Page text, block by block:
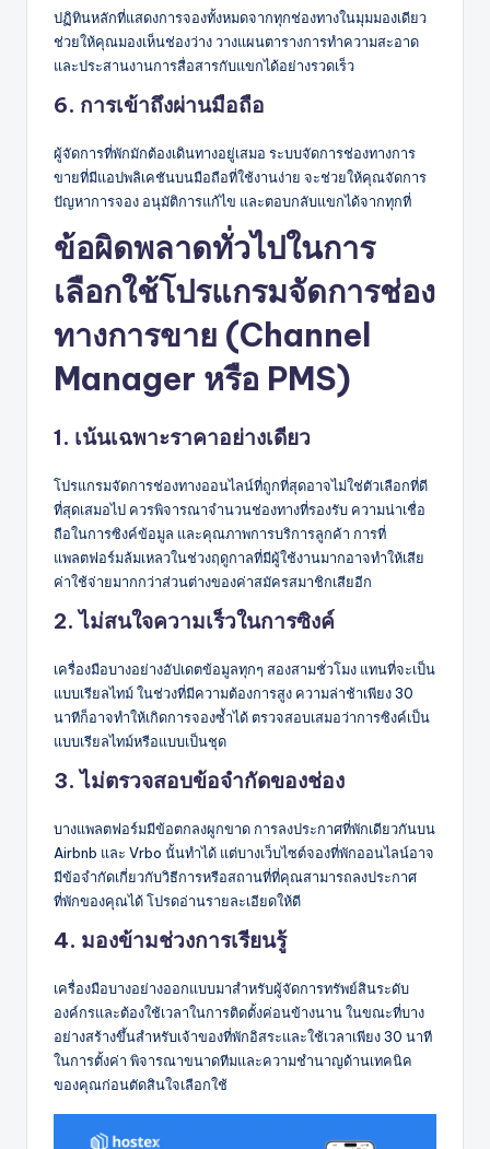
ปฏิทินหลักที่แสดงการจองทั้งหมดจากทุกช่องทางในมุมมองเดียว
ช่วยให้คุณมองเห็นช่องว่าง วางแผนตารางการทำความสะอาด
และประสานงานการสื่อสารกับแขกได้อย่างรวดเร็ว
6. การเข้าถึงผ่านมือถือ
ผู้จัดการที่พักมักต้องเดินทางอยู่เสมอ ระบบจัดการช่องทางการ
ขายที่มีแอปพลิเคชันบนมือถือที่ใช้งานง่าย จะช่วยให้คุณจัดการ
ปัญหาการจอง อนุมัติการแก้ไข และตอบกลับแขกได้จากทุกที่
ข้อผิดพลาดทั่วไปในการ
เลือกใช้โปรแกรมจัดการช่อง
ทางการขาย (Channel
Manager หรือ PMS)
1. เน้นเฉพาะราคาอย่างเดียว
โปรแกรมจัดการช่องทางออนไลน์ที่ถูกที่สุดอาจไม่ใช่ตัวเลือกที่ดี
ที่สุดเสมอไป ควรพิจารณาจำนวนช่องทางที่รองรับ ความน่าเชื่อ
ถือในการซิงค์ข้อมูล และคุณภาพการบริการลูกค้า การที่
แพลตฟอร์มล้มเหลวในช่วงฤดูกาลที่มีผู้ใช้งานมากอาจทำให้เสีย
ค่าใช้จ่ายมากกว่าส่วนต่างของค่าสมัครสมาชิกเสียอีก
2. ไม่สนใจความเร็วในการซิงค์
เครื่องมือบางอย่างอัปเดตข้อมูลทุกๆ สองสามชั่วโมง แทนที่จะเป็น
แบบเรียลไทม์ ในช่วงที่มีความต้องการสูง ความล่าช้าเพียง 30
นาทีก็อาจทำให้เกิดการจองซ้ำได้ ตรวจสอบเสมอว่าการซิงค์เป็น
แบบเรียลไทม์หรือแบบเป็นชุด
3. ไม่ตรวจสอบข้อจำกัดของช่อง
บางแพลตฟอร์มมีข้อตกลงผูกขาด การลงประกาศที่พักเดียวกันบน
Airbnb และ Vrbo นั้นทำได้ แต่บางเว็บไซต์จองที่พักออนไลน์อาจ
มีข้อจำกัดเกี่ยวกับวิธีการหรือสถานที่ที่คุณสามารถลงประกาศ
ที่พักของคุณได้ โปรดอ่านรายละเอียดให้ดี
4. มองข้ามช่วงการเรียนรู้
เครื่องมือบางอย่างออกแบบมาสำหรับผู้จัดการทรัพย์สินระดับ
องค์กรและต้องใช้เวลาในการติดตั้งค่อนข้างนาน ในขณะที่บาง
อย่างสร้างขึ้นสำหรับเจ้าของที่พักอิสระและใช้เวลาเพียง 30 นาที
ในการตั้งค่า พิจารณาขนาดทีมและความชำนาญด้านเทคนิค
ของคุณก่อนตัดสินใจเลือกใช้